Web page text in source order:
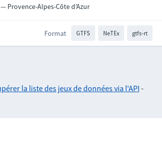
Provence-Alpes-Côte d’Azur
Format GTFS NeTEx gtfs-rt
la liste des jeux de données via l'API -